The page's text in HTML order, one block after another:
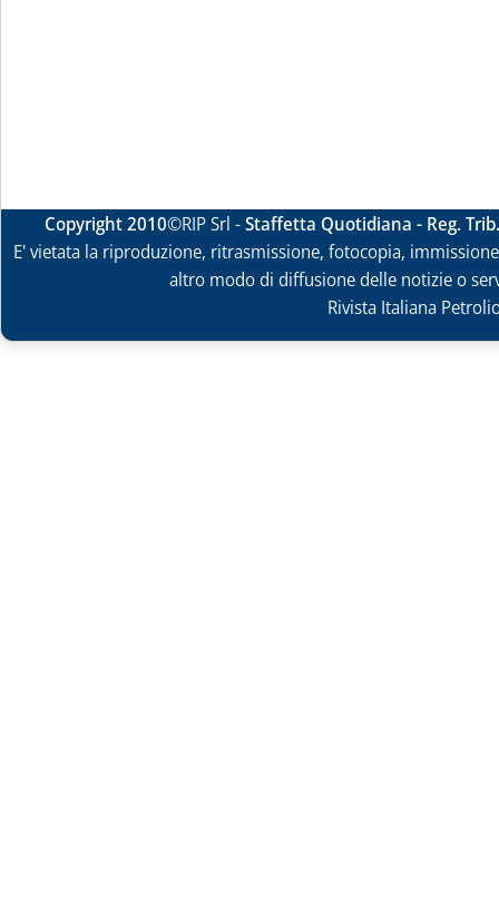
Copyright 2010©RIP Srl -Staffetta Quotidiana - Reg.
E' vietata la riproduzione, ritrasmissione, fotocopia,
altro modo di diffusione delle notizie o
Rivista Italiana